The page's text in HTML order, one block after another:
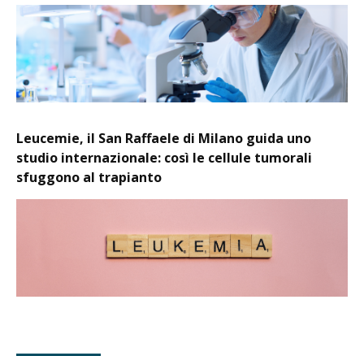
Leucemie, il San Raffaele di Milano guida uno
studio internazionale: così le cellule tumorali
sfuggono al trapianto